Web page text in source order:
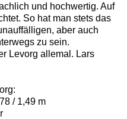
und hochwertig. Auf
So hat man stets das
aber auch
zu sein.
Levorg allemal. Lars
/ 1,49 m